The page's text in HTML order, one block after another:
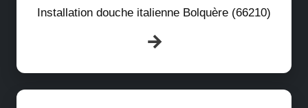
Installation douche italienne Bolquère (66210)